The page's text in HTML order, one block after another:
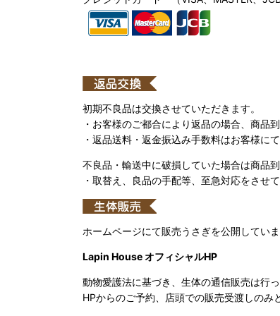
初期不良品は交換させていただきます。
・お客様のご都合により返品の場合、商品
・返品送料・返金振込み手数料はお客様に
不良品・輸送中に破損していた場合は商品
・取替え、良品の手配等、至急対応をさせ
ホームページにて販売うさぎを公開していま
Lapin House オフィシャルHP
動物愛護法に基づき、生体の通信販売は行っ
HPからのご予約、店頭での販売受渡しのみ